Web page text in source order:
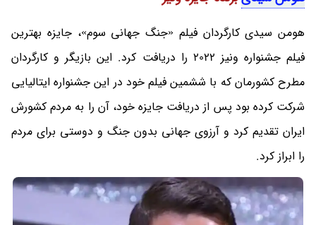
هومن سیدی کارگردان فیلم «جنگ جهانی سوم»، جایزه بهترین
فیلم جشنواره ونیز 2022 را دریافت کرد. این بازیگر و کارگردان
مطرح کشورمان که با ششمین فیلم خود در این جشنواره ایتالیایی
شرکت کرده بود پس از دریافت جایزه خود، آن را به مردم کشورش
ایران تقدیم کرد و آرزوی جهانی بدون جنگ و دوستی برای مردم
را ابراز کرد.